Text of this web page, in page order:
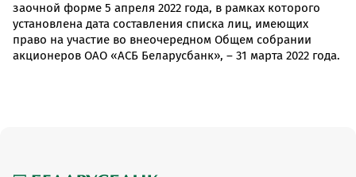
заочной форме 5 апреля 2022 года, в рамках которого
установлена дата составления списка лиц, имеющих
право на участие во внеочередном Общем собрании
акционеров ОАО «АСБ Беларусбанк», – 31 марта 2022 года.